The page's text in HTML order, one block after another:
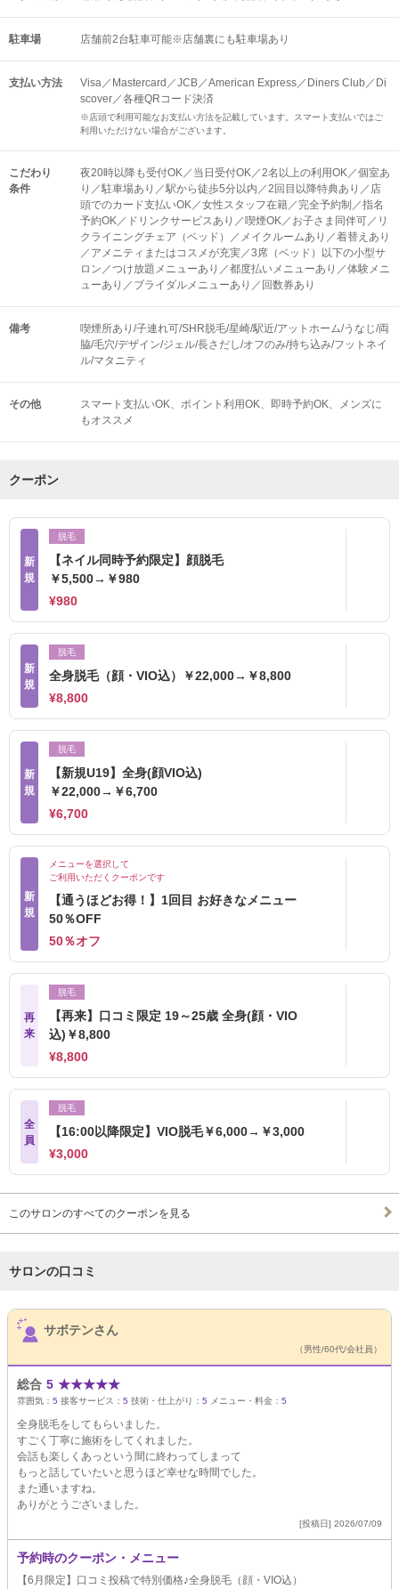
駐車場 店舗前2台駐車可能※店舗裏にも駐車場あり
支払い方法
Visa／Mastercard／JCB／American Express／Diners Club／Di
scover／各種QRコード決済
※店頭で利用可能なお支払い方法を記載しています。スマート支払いではご
利用いただけない場合がございます。
こだわり
条件
夜20時以降も受付OK／当日受付OK／2名以上の利用OK／個室あ
り／駐車場あり／駅から徒歩5分以内／2回目以降特典あり／店
頭でのカード支払いOK／女性スタッフ在籍／完全予約制／指名
予約OK／ドリンクサービスあり／喫煙OK／お子さま同伴可／リ
クライニングチェア（ベッド）／メイクルームあり／着替えあり
／アメニティまたはコスメが充実／3席（ベッド）以下の小型サ
ロン／つけ放題メニューあり／都度払いメニューあり／体験メニ
ューあり／ブライダルメニューあり／回数券あり
備考
喫煙所あり/子連れ可/SHR脱毛/星崎/駅近/アットホーム/うなじ/両
脇/毛穴/デザイン/ジェル/長さだし/オフのみ/持ち込み/フットネイ
ル/マタニティ
その他 スマート支払いOK ポイント利用OK 即時予約OK
メンズに
もオススメ
クーポン
新
規
脱毛
【ネイル同時予約限定】顔脱毛
￥5,500→￥980
¥980
新
規
脱毛
全身脱毛（顔・VIO込）￥22,000→￥8,800
¥8,800
新
規
脱毛
【新規U19】全身(顔VIO込)
￥22,000→￥6,700
¥6,700
新
規
メニューを選択して
ご利用いただくクーポンです
【通うほどお得！】1回目 お好きなメニュー
50％OFF
50％オフ
再
来
脱毛
【再来】口コミ限定 19～25歳 全身(顔・VIO
込)￥8,800
¥8,800
全
員
脱毛
【16:00以降限定】VIO脱毛￥6,000→￥3,000
¥3,000
このサロンのすべてのクーポンを見る
サロンの口コミ
サロンPick Up
サボテンさん
（男性/60代/会社員）
総合 5 ★★★★★
雰囲気： 5 接客サービス： 5 技術・仕上がり： 5 メニュー・料金： 5
全身脱毛をしてもらいました。
すごく丁寧に施術をしてくれました。
会話も楽しくあっという間に終わってしまって
もっと話していたいと思うほど幸せな時間でした。
また通いますね。
ありがとうございました。
[投稿日] 2026/07/09
予約時のクーポン・メニュー
【6月限定】口コミ投稿で特別価格♪全身脱毛（顔・VIO込）